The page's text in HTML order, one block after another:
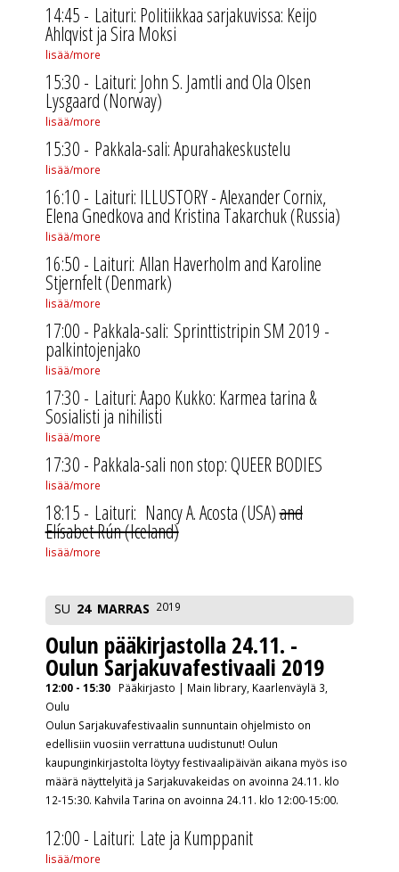
14:45 - Laituri: Politiikkaa sarjakuvissa: Keijo
Ahlqvist ja Sira Moksi
lisää/more
15:30 - Laituri: John S. Jamtli and Ola Olsen
Lysgaard (Norway)
lisää/more
15:30 - Pakkala-sali: Apurahakeskustelu
lisää/more
16:10 - Laituri: ILLUSTORY - Alexander Cornix,
Elena Gnedkova and Kristina Takarchuk (Russia)
lisää/more
16:50 - Laituri: Allan Haverholm and Karoline
Stjernfelt (Denmark)
lisää/more
17:00 - Pakkala-sali: Sprinttistripin SM 2019 -
palkintojenjako
lisää/more
17:30 - Laituri: Aapo Kukko: Karmea tarina &
Sosialisti ja nihilisti
lisää/more
17:30 - Pakkala-sali non stop: QUEER BODIES
lisää/more
18:15 - Laituri: Nancy A. Acosta (USA)and
Elísabet Rún (Iceland)
lisää/more
SU 24 MARRAS 2019
Oulun pääkirjastolla 24.11. -
Oulun Sarjakuvafestivaali 2019
12:00 - 15:30
Pääkirjasto | Main library, Kaarlenväylä 3,
Oulu
Oulun Sarjakuvafestivaalin sunnuntain ohjelmisto on
edellisiin vuosiin verrattuna uudistunut! Oulun
kaupunginkirjastolta löytyy festivaalipäivän aikana myös iso
määrä näyttelyitä ja Sarjakuvakeidas on avoinna 24.11. klo
12-15:30. Kahvila Tarina on avoinna 24.11. klo 12:00-15:00.
12:00 - Laituri: Late ja Kumppanit
lisää/more